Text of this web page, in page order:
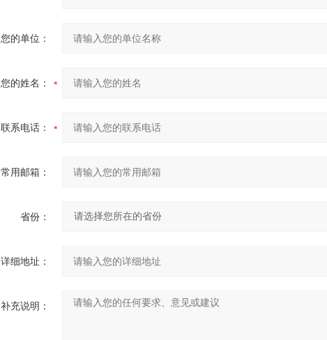
您的单位：
您的姓名：
联系电话：
常用邮箱：
省份：
详细地址：
补充说明：